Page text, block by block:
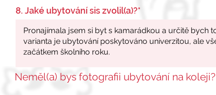
8. Jaké ubytování sis zvolil(a)?*
Neměl(a) bys fotografii ubytování na koleji?